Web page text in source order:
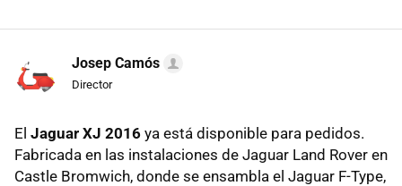
Josep Camós
Director
El Jaguar XJ 2016 ya está disponible para pedidos.
Fabricada en las instalaciones de Jaguar Land Rover en
Castle Bromwich, donde se ensambla el Jaguar F-Type,